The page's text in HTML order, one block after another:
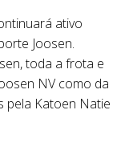
ativo
Joosen.
toda a frota e
NV como da
pela Katoen Natie